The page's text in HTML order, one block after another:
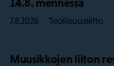
14.8. mennessä
7.8.2026 Teollisuusliitto
Muusikkojen liiton